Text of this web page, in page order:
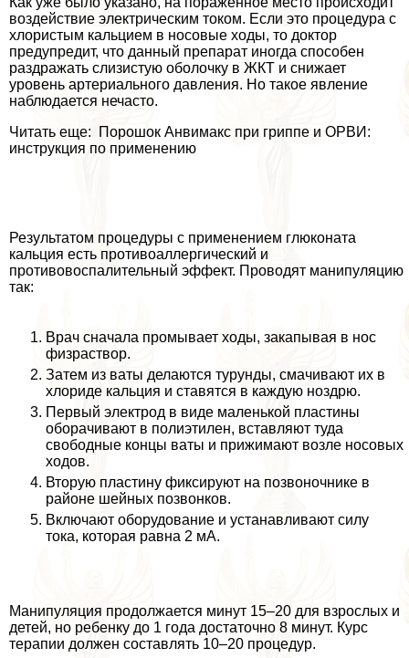
воздействие электрическим током. Если это процедypa с
хлористым кальцием в носовые ходы, то доктор
предупредит, что данный препарат иногда способен
раздражать слизистую оболочку в ЖКТ и снижает
уровень артериального давления. Но такое явление
наблюдается нечасто.
Читать еще: Порошок Анвимакс при гриппе и ОРВИ:
инструкция по применению
Результатом процедуры с применением глюконата
кальция есть противоаллергический и
противовоспалительный эффект. Проводят манипуляцию
так:
Врач сначала промывает ходы, закапывая в нос
физраствор.
Затем из ваты делаются турунды, смачивают их в
хлориде кальция и ставятся в каждую ноздрю.
Первый электрод в виде маленькой пластины
оборачивают в полиэтилен, вставляют туда
свободные концы ваты и прижимают возле носовых
ходов.
Вторую пластину фиксируют на позвоночнике в
районе шейных позвонков.
Включают оборудование и устанавливают силу
тока, которая равна 2 мА.
Манипуляция продолжается минут 15–20 для взрослых и
детей, но ребенку до 1 года достаточно 8 минут. Курс
терапии должен составлять 10–20 процедур.